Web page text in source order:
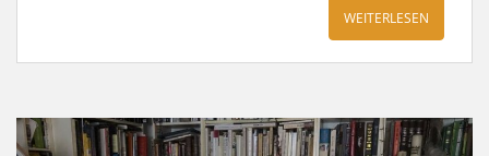
WEITERLESEN